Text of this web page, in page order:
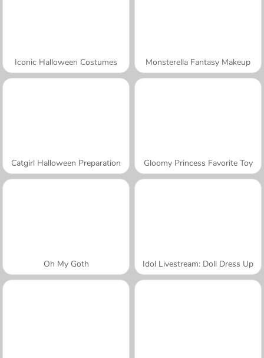
Iconic Halloween Costumes Monsterella Fantasy Makeup
Catgirl Halloween Preparation Gloomy Princess Favorite Toy
Oh My Goth Idol Livestream: Doll Dress Up